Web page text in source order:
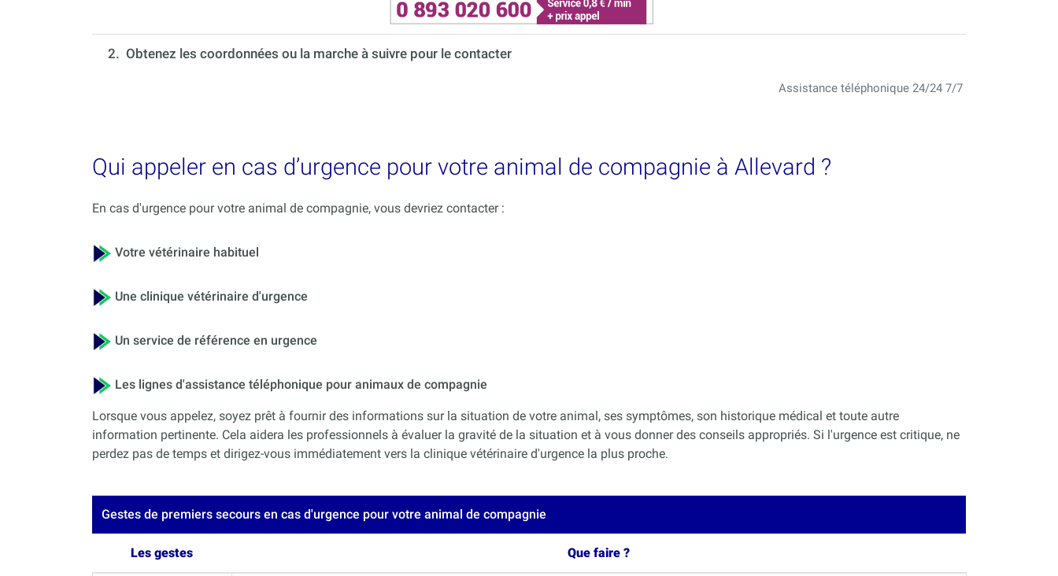
2. Obtenez les coordonnées ou la marche à suivre pour le contacter
Assistance téléphonique 24/24 7/7
Qui appeler en cas d’urgence pour votre animal de compagnie à Allevard ?
En cas d'urgence pour votre animal de compagnie, vous devriez contacter :
Votre vétérinaire habituel
Une clinique vétérinaire d'urgence
Un service de référence en urgence
Les lignes d'assistance téléphonique pour animaux de compagnie
Lorsque vous appelez, soyez prêt à fournir des informations sur la situation de votre animal, ses symptômes, son historique médical et toute autre
information pertinente. Cela aidera les professionnels à évaluer la gravité de la situation et à vous donner des conseils appropriés. Si l'urgence est critique, ne
perdez pas de temps et dirigez-vous immédiatement vers la clinique vétérinaire d'urgence la plus proche.
Gestes de premiers secours en cas d'urgence pour votre animal de compagnie
Les gestes Que faire ?